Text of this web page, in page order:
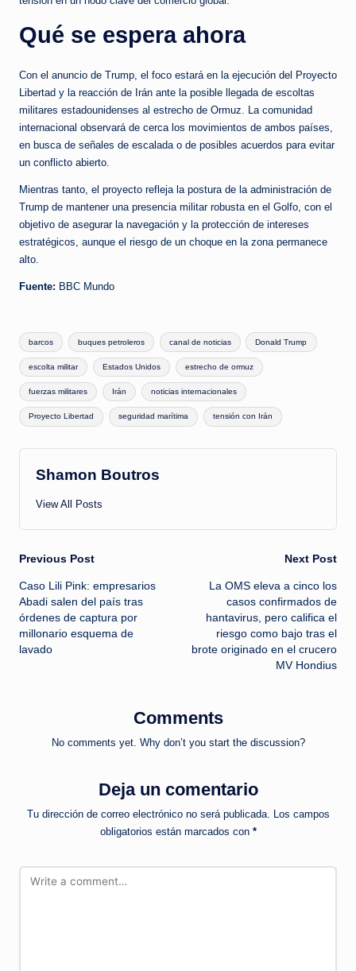
Qué se espera ahora
Con el anuncio de Trump, el foco estará en la ejecución del Proyecto
Libertad y la reacción de Irán ante la posible llegada de escoltas
militares estadounidenses al estrecho de Ormuz. La comunidad
internacional observará de cerca los movimientos de ambos países,
en busca de señales de escalada o de posibles acuerdos para evitar
un conflicto abierto.
Mientras tanto, el proyecto refleja la postura de la administración de
Trump de mantener una presencia militar robusta en el Golfo, con el
objetivo de asegurar la navegación y la protección de intereses
estratégicos, aunque el riesgo de un choque en la zona permanece
alto.
Fuente: BBC Mundo
Tags:
barcos buques petroleros canal de noticias Donald Trump
escolta militar Estados Unidos estrecho de ormuz
fuerzas militares Irán noticias internacionales
Proyecto Libertad seguridad marítima tensión con Irán
Shamon Boutros
View All Posts
Post
navigation
Previous Post
Caso Lili Pink: empresarios
Abadi salen del país tras
órdenes de captura por
millonario esquema de
lavado
Next Post
La OMS eleva a cinco los
casos confirmados de
hantavirus, pero califica el
riesgo como bajo tras el
brote originado en el crucero
MV Hondius
Comments
No comments yet. Why don’t you start the discussion?
Deja un comentario
Tu dirección de correo electrónico no será publicada.
Los campos
obligatorios están marcados con *